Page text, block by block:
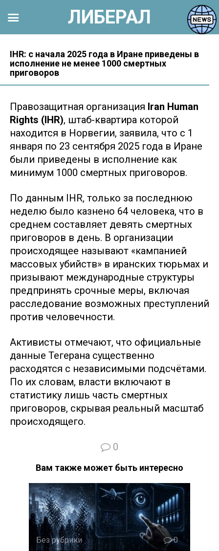
контенту
IHR: с начала 2025 года в Иране приведены в
исполнение не менее 1000 смертных
приговоров
Правозащитная организация Iran Human
Rights (IHR), штаб-квартира которой
находится в Норвегии, заявила, что с 1
января по 23 сентября 2025 года в Иране
были приведены в исполнение как
минимум 1000 смертных приговоров.
По данным IHR, только за последнюю
неделю было казнено 64 человека, что в
среднем составляет девять смертных
приговоров в день. В организации
происходящее называют «кампанией
массовых убийств» в иранских тюрьмах и
призывают международные структуры
предпринять срочные меры, включая
расследование возможных преступлений
против человечности.
Активисты отмечают, что официальные
данные Тегерана существенно
расходятся с независимыми подсчётами.
По их словам, власти включают в
статистику лишь часть смертных
приговоров, скрывая реальный масштаб
происходящего.
0
Вам также может быть интересно
Без рубрики 0
ЛИБЕРАЛ